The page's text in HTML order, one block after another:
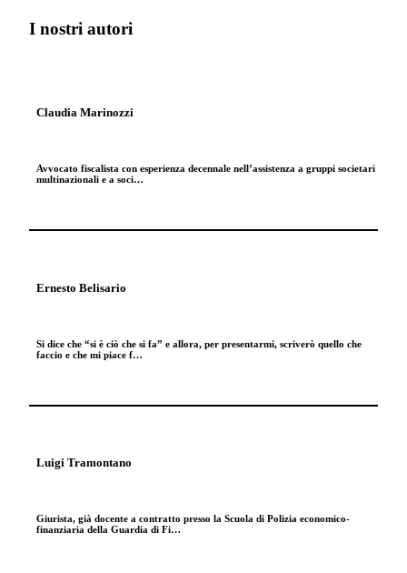
I nostri autori
Claudia Marinozzi
Avvocato fiscalista con esperienza decennale nell’assistenza a gruppi societari
multinazionali e a soci…
Ernesto Belisario
Si dice che “si è ciò che si fa” e allora, per presentarmi, scriverò quello che
faccio e che mi piace f…
Luigi Tramontano
Giurista, già docente a contratto presso la Scuola di Polizia economico-
finanziaria della Guardia di Fi…